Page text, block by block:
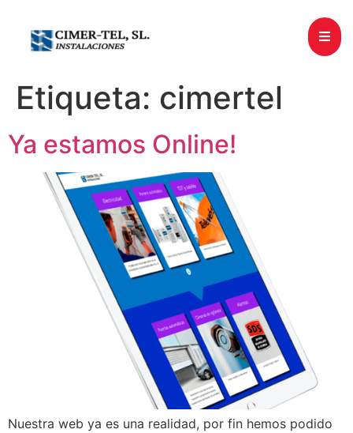
Etiqueta: cimertel
Ya estamos Online!
Nuestra web ya es una realidad, por fin hemos podido